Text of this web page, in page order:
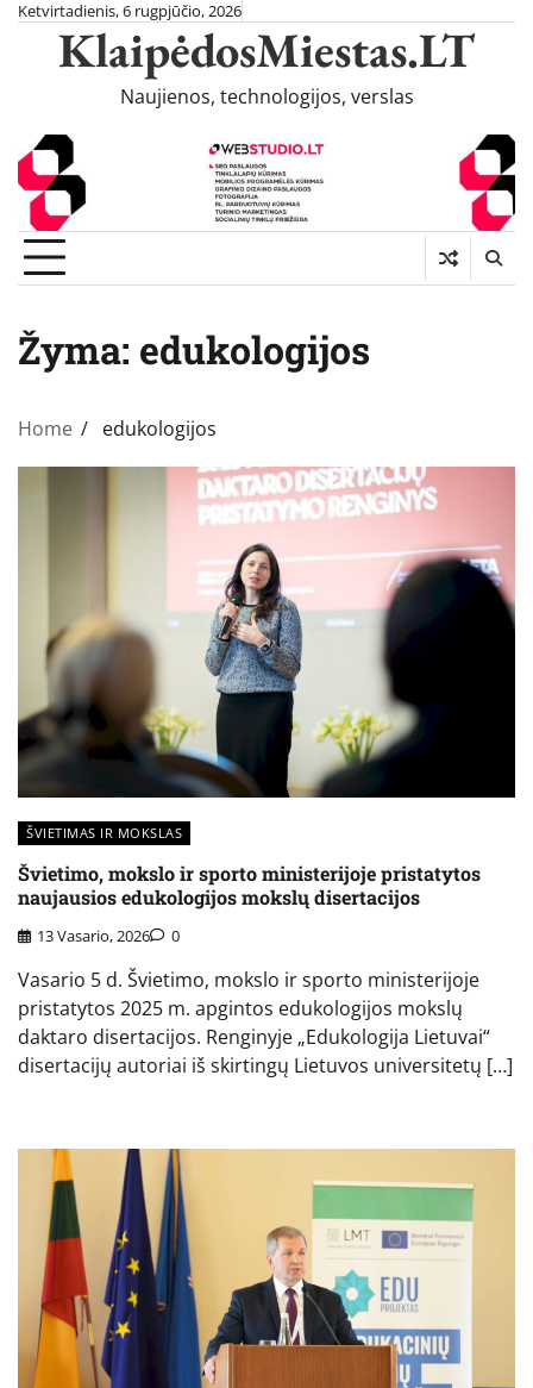
Skip
content
Ketvirtadienis, 6 rugpjūčio, 2026
KlaipėdosMiestas.LT
Naujienos, technologijos, verslas
Žyma: edukologijos
Home edukologijos
ŠVIETIMAS IR MOKSLAS
Švietimo, mokslo ir sporto ministerijoje pristatytos
naujausios edukologijos mokslų disertacijos
13 Vasario, 2026 0
Vasario 5 d. Švietimo, mokslo ir sporto ministerijoje
pristatytos 2025 m. apgintos edukologijos mokslų
daktaro disertacijos. Renginyje „Edukologija Lietuvai“
disertacijų autoriai iš skirtingų Lietuvos universitetų […]